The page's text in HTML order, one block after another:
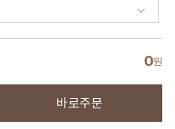
0원
바로주문